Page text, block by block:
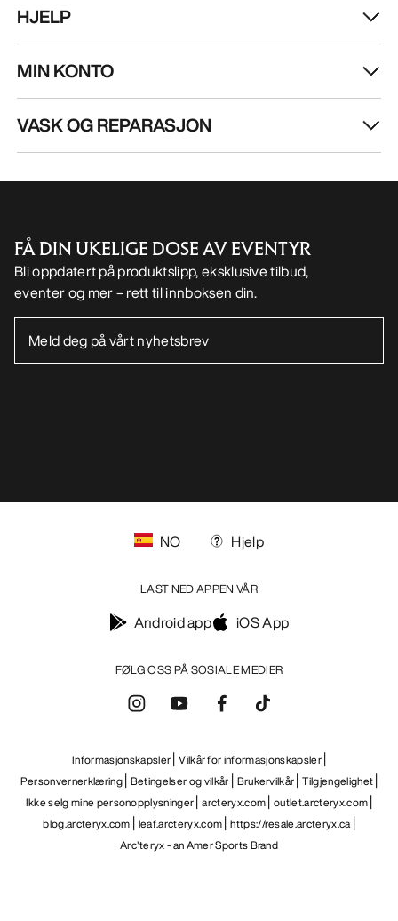
HJELP
MIN KONTO
VASK OG REPARASJON
FÅ DIN UKELIGE DOSE AV EVENTYR
Bli oppdatert på produktslipp, eksklusive tilbud,
eventer og mer – rett til innboksen din.
FØLG OSS PÅ SOSIALE MEDIER
NO Hjelp
LAST NED APPEN VÅR
Android app iOS App
Informasjonskapsler Vilkår for informasjonskapsler
Personvernerklæring Betingelser og vilkår Brukervilkår Tilgjengelighet
Ikke selg mine personopplysninger arcteryx.com outlet.arcteryx.com
blog.arcteryx.com leaf.arcteryx.com https://resale.arcteryx.ca
Arc'teryx - an Amer Sports Brand